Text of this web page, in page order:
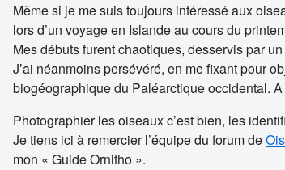
Même si je me suis toujours intéressé aux
lors d’un voyage en Islande au cours du
Mes débuts furent chaotiques, desservis par
J’ai néanmoins persévéré, en me fixant pour
biogéographique du Paléarctique occidental.
Photographier les oiseaux c’est bien, les
Je tiens ici à remercier l’équipe du forum de
mon « Guide Ornitho ».